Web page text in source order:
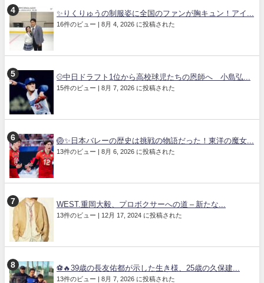
✨りくりゅうの制服姿に全国のファンが胸キュン！アイ...
16件のビュー | 8月 4, 2026 に投稿された
⚾中日ドラフト1位から高校球児たちの恩師へ 小島弘...
15件のビュー | 8月 7, 2026 に投稿された
🏐✨日本バレーの歴史は挑戦の物語だった！東洋の魔女...
13件のビュー | 8月 6, 2026 に投稿された
WEST.重岡大毅、プロボクサーへの道 – 新たな...
13件のビュー | 12月 17, 2024 に投稿された
⚽🔥39歳の長友佑都が示した生き様、25歳の久保建...
13件のビュー | 8月 7, 2026 に投稿された